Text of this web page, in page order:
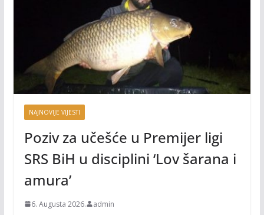
NAJNOVIJE VIJESTI
Poziv za učešće u Premijer ligi
SRS BiH u disciplini ‘Lov šarana i
amura’
6. Augusta 2026. admin